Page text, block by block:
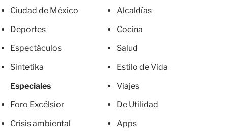
Ciudad de México
Deportes
Espectáculos
Sintetika
Especiales
Foro Excélsior
Crisis ambiental
Alcaldías
Cocina
Salud
Estilo de Vida
Viajes
De Utilidad
Apps